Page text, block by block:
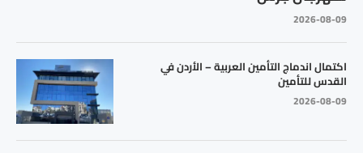
2026-08-09
اكتمال اندماج التأمين العربية – الأردن في
القدس للتأمين
2026-08-09